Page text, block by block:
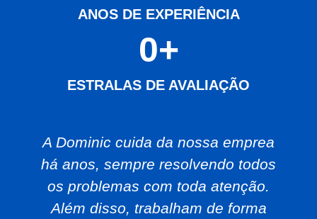
ANOS DE EXPERIÊNCIA
ESTRALAS DE AVALIAÇÃO
0+
A Dominic cuida da nossa emprea
há anos, sempre resolvendo todos
os problemas com toda atenção.
Além disso, trabalham de forma